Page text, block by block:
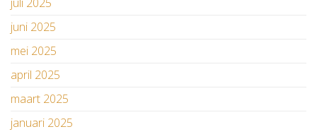
juni 2025
mei 2025
april 2025
maart 2025
januari 2025